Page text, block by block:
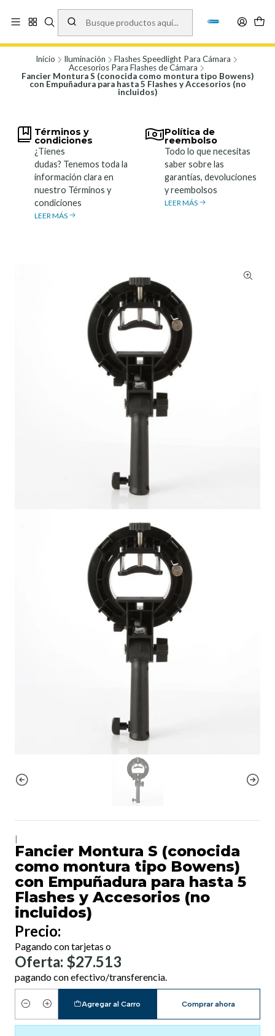
Vísita nuestro local en Los Agustinos 5478, Ñuñoa. Lunes a Viernes 9.30 a
19.00, Sábados 10:00 a 19:00 y Domingos de 10:00 a 17:00
Inicio Iluminación
Flashes Speedlight Para Cámara
Accesorios Para Flashes de Cámara
Fancier Montura S (conocida como montura tipo Bowens)
con Empuñadura para hasta 5 Flashes y Accesorios (no
incluidos)
Términos y
condiciones
¿Tienes
dudas? Tenemos toda la
información clara en
nuestro Términos y
condiciones
LEER MÁS
Política de
reembolso
Todo lo que necesitas
saber sobre las
garantías, devoluciones
y reembolsos
LEER MÁS
Fancier Montura S (conocida
como montura tipo Bowens)
con Empuñadura para hasta 5
Flashes y Accesorios (no
incluidos)
Precio:
Pagando con tarjetas o
Oferta: $27.513
pagando con efectivo/transferencia.
Cantidad
Agregar al Carro Comprar ahora